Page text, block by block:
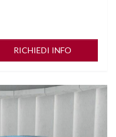
RICHIEDI INFO